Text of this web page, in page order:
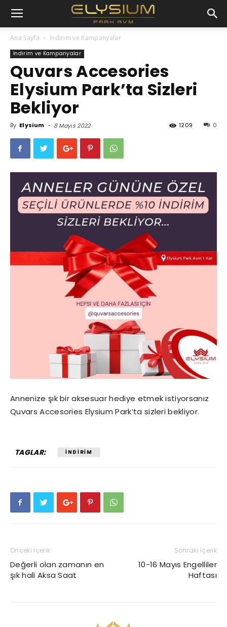
Ana Sayfa İndirim ve Kampanyalar
İndirim ve Kampanyalar
Quvars Accesories
Elysium Park’ta Sizleri
Bekliyor
By Elysium - 8 Mayıs 2022 0
1209
Annenize şık bir aksesuar hediye etmek istiyorsanız
Quvars Accesories Elysium Park’ta sizleri bekliyor.
TAGLAR: INDIRIM
Önceki İçerik
Değerli olan zamanın en
şık hali Aksa Saat
Sonraki İçerik
10-16 Mayıs Engelliler
Haftası